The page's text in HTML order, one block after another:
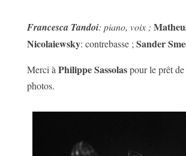
Francesca Tandoi: piano, voix ;
Nicolaiewsky: contrebasse ; Sander
Merci à Philippe Sassolaspour le prêt de
photos.